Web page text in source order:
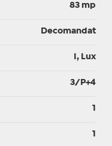
83 mp
Decomandat
I, Lux
3/P+4
1
1